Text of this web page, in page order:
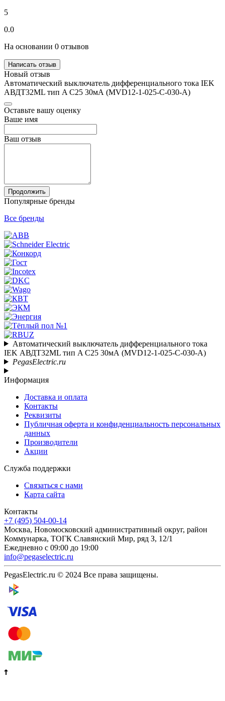
5
0.0
На основании 0 отзывов
Написать отзыв
Новый отзыв
Автоматический выключатель дифференциального тока IEK
АВДТ32ML тип A С25 30мА (MVD12-1-025-C-030-A)
Оставьте вашу оценку
Ваше имя
Ваш отзыв
Продолжить
Популярные бренды
Все бренды
Автоматический выключатель дифференциального тока
IEK АВДТ32ML тип A С25 30мА (MVD12-1-025-C-030-A)
PegasElectric.ru
Информация
Доставка и оплата
Контакты
Реквизиты
Публичная оферта и конфиденциальность персональных
данных
Производители
Акции
Служба поддержки
Связаться с нами
Карта сайта
Контакты
+7 (495) 504-00-14
Москва, Новомосковский административный округ, район
Коммунарка, ТОГК Славянский Мир, ряд З, 12/1
Ежедневно с 09:00 до 19:00
info@pegaselectric.ru
PegasElectric.ru © 2024 Все права защищены.